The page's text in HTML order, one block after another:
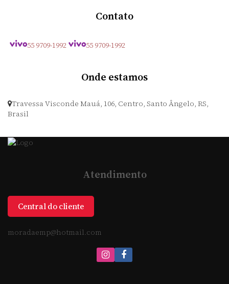
Contato
55 9709-1992 55 9709-1992
Onde estamos
Travessa Visconde Mauá, 106, Centro, Santo Ângelo, RS,
Brasil
Atendimento
Central do cliente
moradaemp@hotmail.com